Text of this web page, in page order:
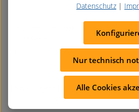
LinuDent Zahnärzte nutzen die „DER
GOZ“-Schnittstelle als Kombination
und Nachschlagewerk.
Datenschutz |
Nur technisch
Alle Cookies